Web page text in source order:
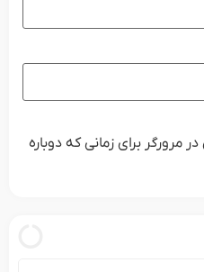
مرورگر برای زمانی که دوباره